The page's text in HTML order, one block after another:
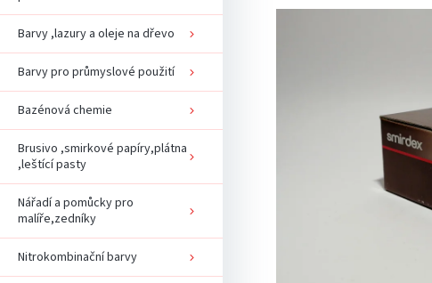
Barvy ,lazury a oleje na dřevo
Barvy pro průmyslové použití
Bazénová chemie
Brusivo ,smirkové papíry,plátna
,leštící pasty
Nářadí a pomůcky pro
malíře,zedníky
Nitrokombinační barvy